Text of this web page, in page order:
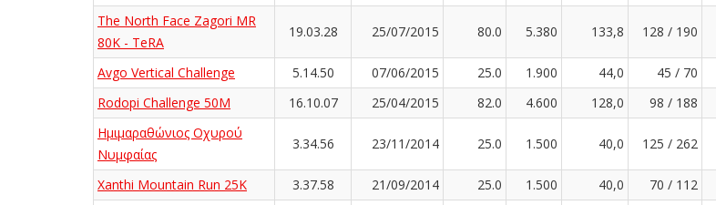
The North Face Zagori MR
80K - TeRA
19.03.28 25/07/2015 80.0 5.380 133,8 128 / 190
Avgo Vertical Challenge 5.14.50 07/06/2015 25.0 1.900 44,0 45 / 70
Rodopi Challenge 50M
16.10.07 25/04/2015 82.0 4.600 128,0 98 / 188
Ημιμαραθώνιος Οχυρού
Νυμφαίας
3.34.56 23/11/2014 25.0 1.500 40,0 125 / 262
Xanthi Mountain Run 25K 3.37.58 21/09/2014 25.0 1.500 40,0 70 / 112